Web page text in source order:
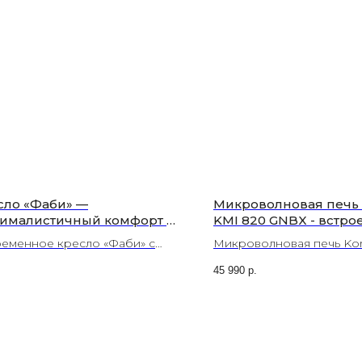
«Фаби» —
комфорт и
для вашего интерьера |
Волоколамск
кресло «Фаби» с
Микроволновая печь
KMI 820 GNBX -
модель с функцией
Микроволновая печь
грилем. Доставка по
45 990 р.